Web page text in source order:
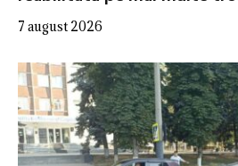
7 august 2026